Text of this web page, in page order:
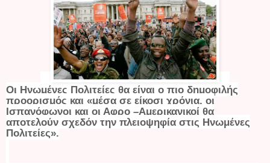
Οι Ηνωμένες Πολιτείες θα είναι ο πιο δημοφιλής
προορισμός και «μέσα σε είκοσι χρόνια, οι
Ισπανόφωνοι και οι Αφρο –Αμερικανικοί θα
αποτελούν σχεδόν την πλειοψηφία στις Ηνωμένες
Πολιτείες».